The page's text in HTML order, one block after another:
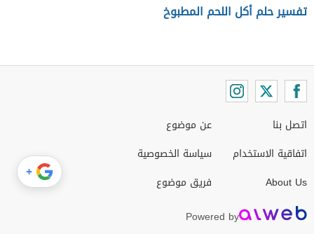
تفسير حلم أكل اللحم المطبوخ
اتصل بنا
اتفاقية الاستخدام
About Us
عن موضوع
سياسة الخصوصية
فريق موضوع
Powered by
+